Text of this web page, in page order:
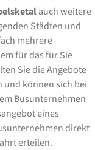
auch weitere
Städten und
mehrere
für das für Sie
Sie die Angebote
können sich bei
Busunternehmen
eines
direkt
erteilen.